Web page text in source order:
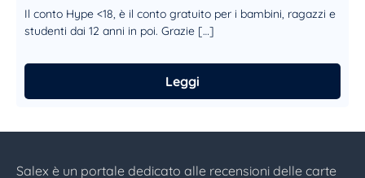
Il conto Hype <18, è il conto gratuito per i bambini, ragazzi e
studenti dai 12 anni in poi. Grazie […]
Leggi
Salex è un portale dedicato alle recensioni delle carte